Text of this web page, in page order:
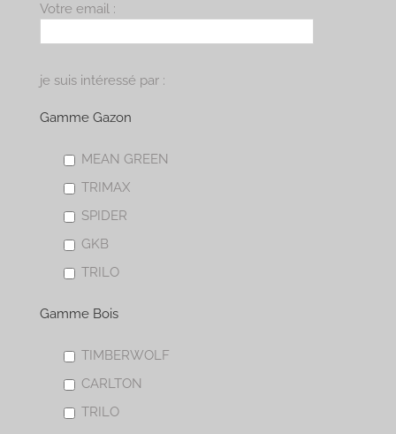
Votre email :
je suis intéressé par :
Gamme Gazon
MEAN GREEN
TRIMAX
SPIDER
GKB
TRILO
Gamme Bois
TIMBERWOLF
CARLTON
TRILO